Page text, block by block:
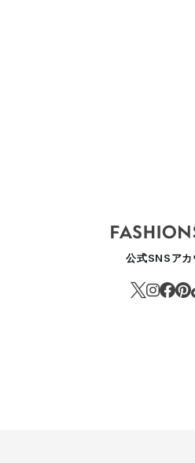
公式SNSアカ